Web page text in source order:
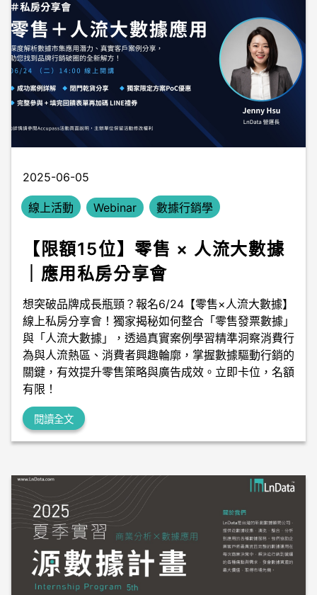
2025-06-05
線上活動 Webinar 數據行銷學
【限額15位】零售 × 人流大數據
｜應用私房分享會
想突破品牌成長瓶頸？報名6/24【零售×人流大數據】
線上私房分享會！獨家揭秘如何整合「零售發票數據」
與「人流大數據」，透過真實案例學習精準洞察消費行
為與人流熱區、消費者興趣輪廓，掌握數據驅動行銷的
關鍵，有效提升零售策略與廣告成效。立即卡位，名額
有限！
閱讀全文